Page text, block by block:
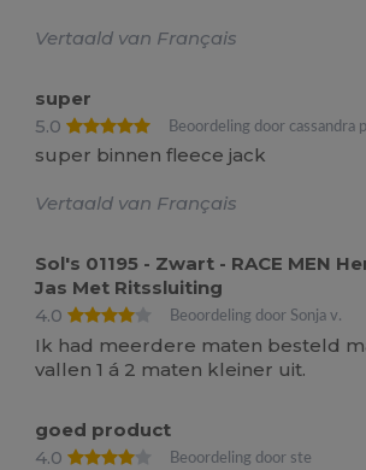
Vertaald van Français
super
5.0
Beoordeling door cassandra
super binnen fleece jack
Vertaald van Français
Sol's 01195 - Zwart - RACE MEN
Jas Met Ritssluiting
4.0
Beoordeling door Sonja v.
Ik had meerdere maten besteld
vallen 1 á 2 maten kleiner uit.
goed product
4.0
Beoordeling door ste